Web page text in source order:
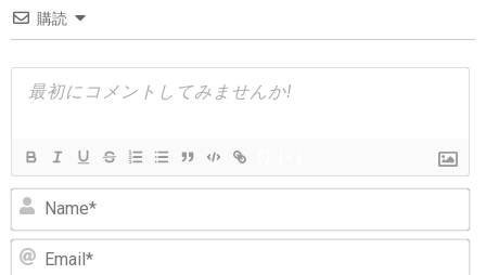
ー
シ
ョ
購読